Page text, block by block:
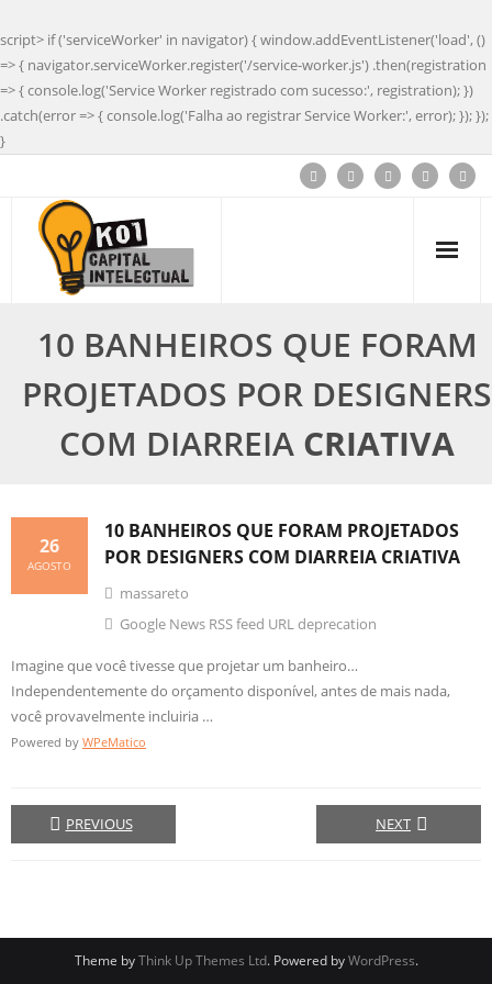
script> if ('serviceWorker' in navigator) { window.addEventListener('load', ()
=> { navigator.serviceWorker.register('/service-worker.js') .then(registration
=> { console.log('Service Worker registrado com sucesso:', registration); })
.catch(error => { console.log('Falha ao registrar Service Worker:', error); }); });
}
10 BANHEIROS QUE FORAM
PROJETADOS POR DESIGNERS
COM DIARREIA CRIATIVA
10 BANHEIROS QUE FORAM PROJETADOS
POR DESIGNERS COM DIARREIA CRIATIVA
26
AGOSTO
massareto
Google News RSS feed URL deprecation
Imagine que você tivesse que projetar um banheiro…
Independentemente do orçamento disponível, antes de mais nada,
você provavelmente incluiria …
Powered by WPeMatico
PREVIOUS NEXT
Theme byThink Up Themes Ltd. Powered byWordPress.